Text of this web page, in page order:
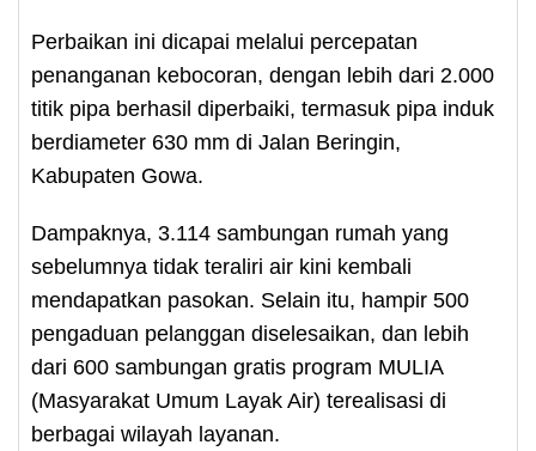
Perbaikan ini dicapai melalui percepatan
penanganan kebocoran, dengan lebih dari 2.000
titik pipa berhasil diperbaiki, termasuk pipa induk
berdiameter 630 mm di Jalan Beringin,
Kabupaten Gowa.
Dampaknya, 3.114 sambungan rumah yang
sebelumnya tidak teraliri air kini kembali
mendapatkan pasokan. Selain itu, hampir 500
pengaduan pelanggan diselesaikan, dan lebih
dari 600 sambungan gratis program MULIA
(Masyarakat Umum Layak Air) terealisasi di
berbagai wilayah layanan.